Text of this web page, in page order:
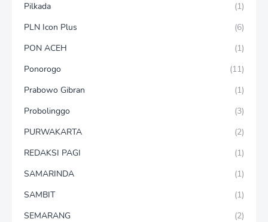
Pilkada
(1)
PLN Icon Plus
(6)
PON ACEH
(1)
Ponorogo
(11)
Prabowo Gibran
(1)
Probolinggo
(3)
PURWAKARTA
(2)
REDAKSI PAGI
(1)
SAMARINDA
(1)
SAMBIT
(1)
SEMARANG
(2)